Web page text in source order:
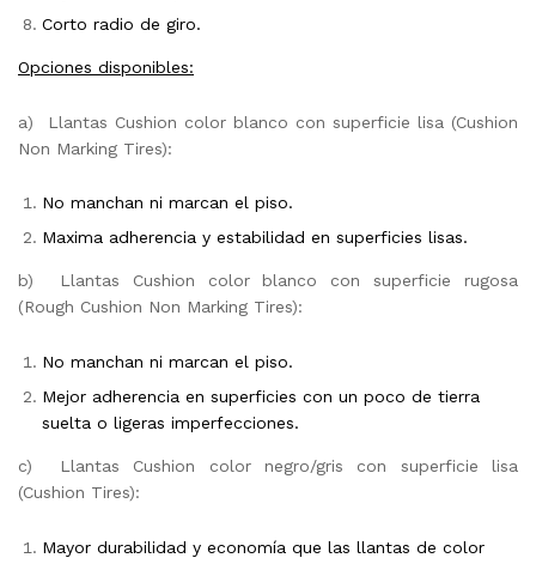
Corto radio de giro.
Opciones disponibles:
a) Llantas Cushion color blanco con superficie lisa (Cushion
Non Marking Tires):
No manchan ni marcan el piso.
Maxima adherencia y estabilidad en superficies lisas.
b) Llantas Cushion color blanco con superficie rugosa
(Rough Cushion Non Marking Tires):
No manchan ni marcan el piso.
Mejor adherencia en superficies con un poco de tierra
suelta o ligeras imperfecciones.
c) Llantas Cushion color negro/gris con superficie lisa
(Cushion Tires):
Mayor durabilidad y economía que las llantas de color